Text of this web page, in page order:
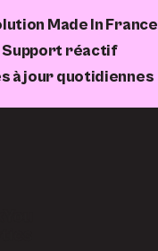
Made In France
Support réactif
à jour quotidiennes